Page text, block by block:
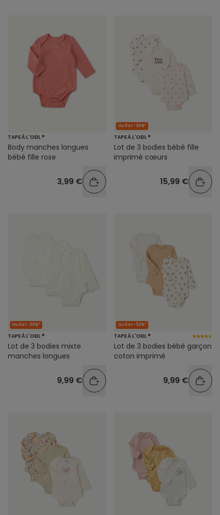
TAPE À L'OEIL ®
Body manches longues
bébé fille rose
3,99 €
Outlet -60%*
TAPE À L'OEIL ®
Lot de 3 bodies bébé fille
imprimé cœurs
15,99 €
Outlet -50%*
TAPE À L'OEIL ®
Lot de 3 bodies mixte
manches longues
9,99 €
Outlet -50%*
TAPE À L'OEIL ®
Lot de 3 bodies bébé garçon
coton imprimé
9,99 €